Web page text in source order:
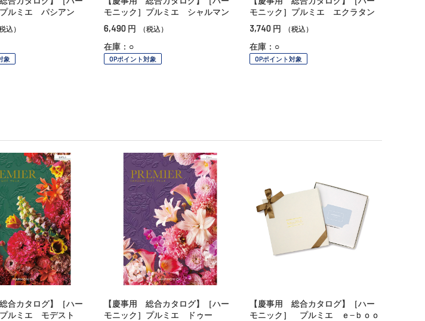
ルミエ パシアン
込）
象
モニック］プルミエ シャルマン
6,490 円 （税込）
在庫：○
OPポイント対象
モニック］プルミエ エクラタン
3,740 円 （税込）
在庫：○
OPポイント対象
合カタログ】［ハー
ルミエ モデスト
【慶事用 総合カタログ】［ハー
モニック］プルミエ ドゥー
【慶事用 総合カタログ】［ハー
モニック］ プルミエ ｅ−ｂｏｏ